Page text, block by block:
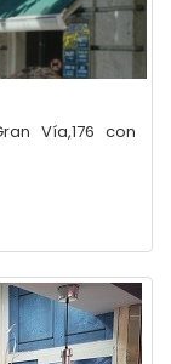
Vía,176 con